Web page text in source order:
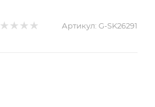
Артикул: G-SK26291